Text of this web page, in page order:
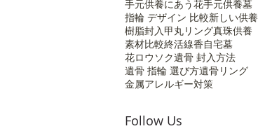
手元供養にあう花手元供養墓
指輪 デザイン 比較新しい供養
樹脂封入甲丸リング真珠供養
素材比較終活線香自宅墓
花ロウソク遺骨 封入方法
遺骨 指輪 選び方遺骨リング
金属アレルギー対策
Follow Us